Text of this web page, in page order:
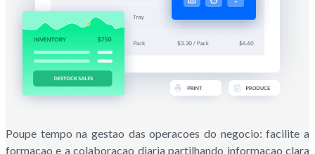
Poupe tempo na gestao das operacoes do negocio: facilite a
formacao e a colaboracao diaria partilhando informacao clara